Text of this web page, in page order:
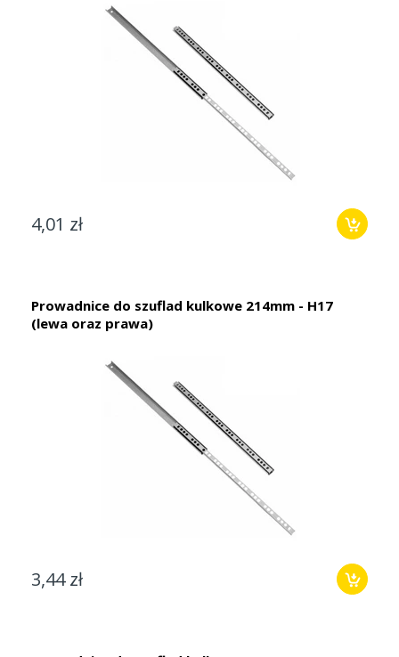
4,01 zł
Prowadnice do szuflad kulkowe 214mm - H17
(lewa oraz prawa)
3,44 zł